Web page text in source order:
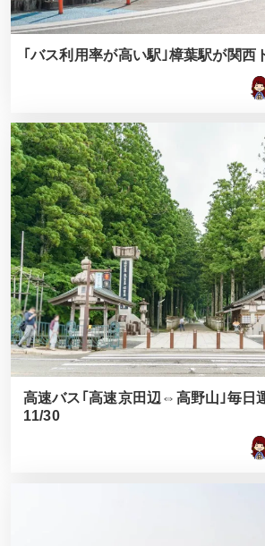
｢バス利用率が高い駅｣樟葉駅が関西
高速バス｢高速京田辺⇔高野山｣毎日
11/30